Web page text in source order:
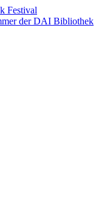
Festival
der DAI Bibliothek